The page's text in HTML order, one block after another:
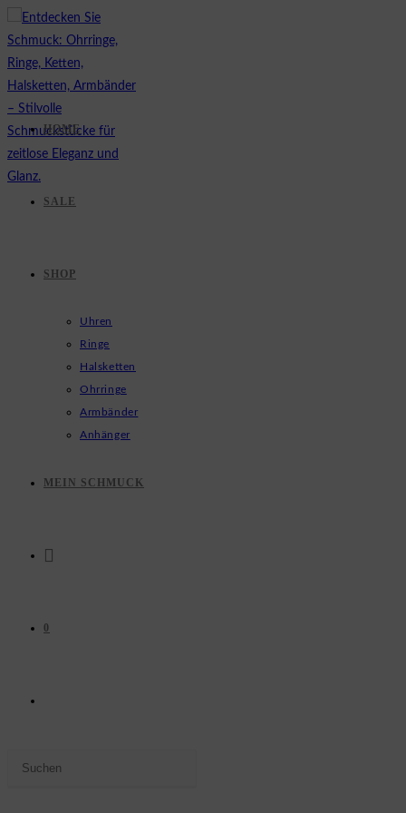
Zum
Inhalt
springen
HOME
SALE
SHOP
Uhren
Ringe
Halsketten
Ohrringe
Armbänder
Anhänger
MEIN SCHMUCK
0
SUCHE